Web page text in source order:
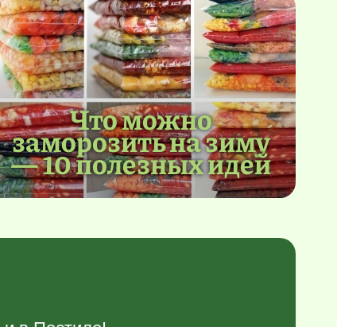
Что можно
заморозить на зиму
— 10 полезных идей